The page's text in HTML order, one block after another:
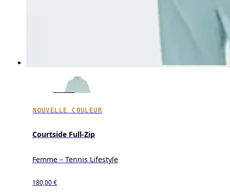
NOUVELLE COULEUR
Courtside Full-Zip
Femme – Tennis Lifestyle
180,00 €